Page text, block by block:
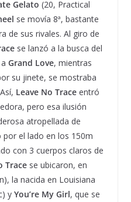
Gelato (20, Practical
se movía 8ª, bastante
de sus rivales. Al giro de
se lanzó a la busca del
Grand Love, mientras
su jinete, se mostraba
Leave No Traceentró
pero esa ilusión
atropellada de
por el lado en los 150m
con 3 cuerpos claros de
Tracese ubicaron, en
la nacida en Louisiana
y You’re My Girl, que se